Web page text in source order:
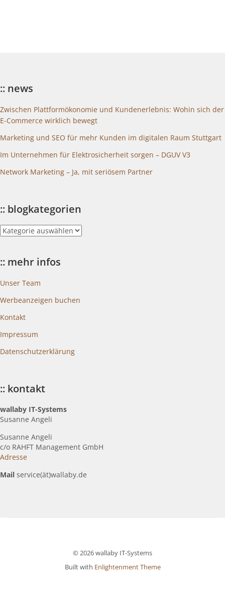
:: news
Zwischen Plattformökonomie und Kundenerlebnis: Wohin sich der
E-Commerce wirklich bewegt
Marketing und SEO für mehr Kunden im digitalen Raum Stuttgart
Im Unternehmen für Elektrosicherheit sorgen – DGUV V3
Network Marketing – Ja, mit seriösem Partner
:: blogkategorien
::
blogkategorien
:: mehr infos
Unser Team
Werbeanzeigen buchen
Kontakt
Impressum
Datenschutzerklärung
:: kontakt
wallaby IT-Systems
Susanne Angeli
Susanne Angeli
c/o RAHFT Management GmbH
Adresse
Mail service(ät)wallaby.de
© 2026 wallaby IT-Systems
Built with Enlightenment Theme